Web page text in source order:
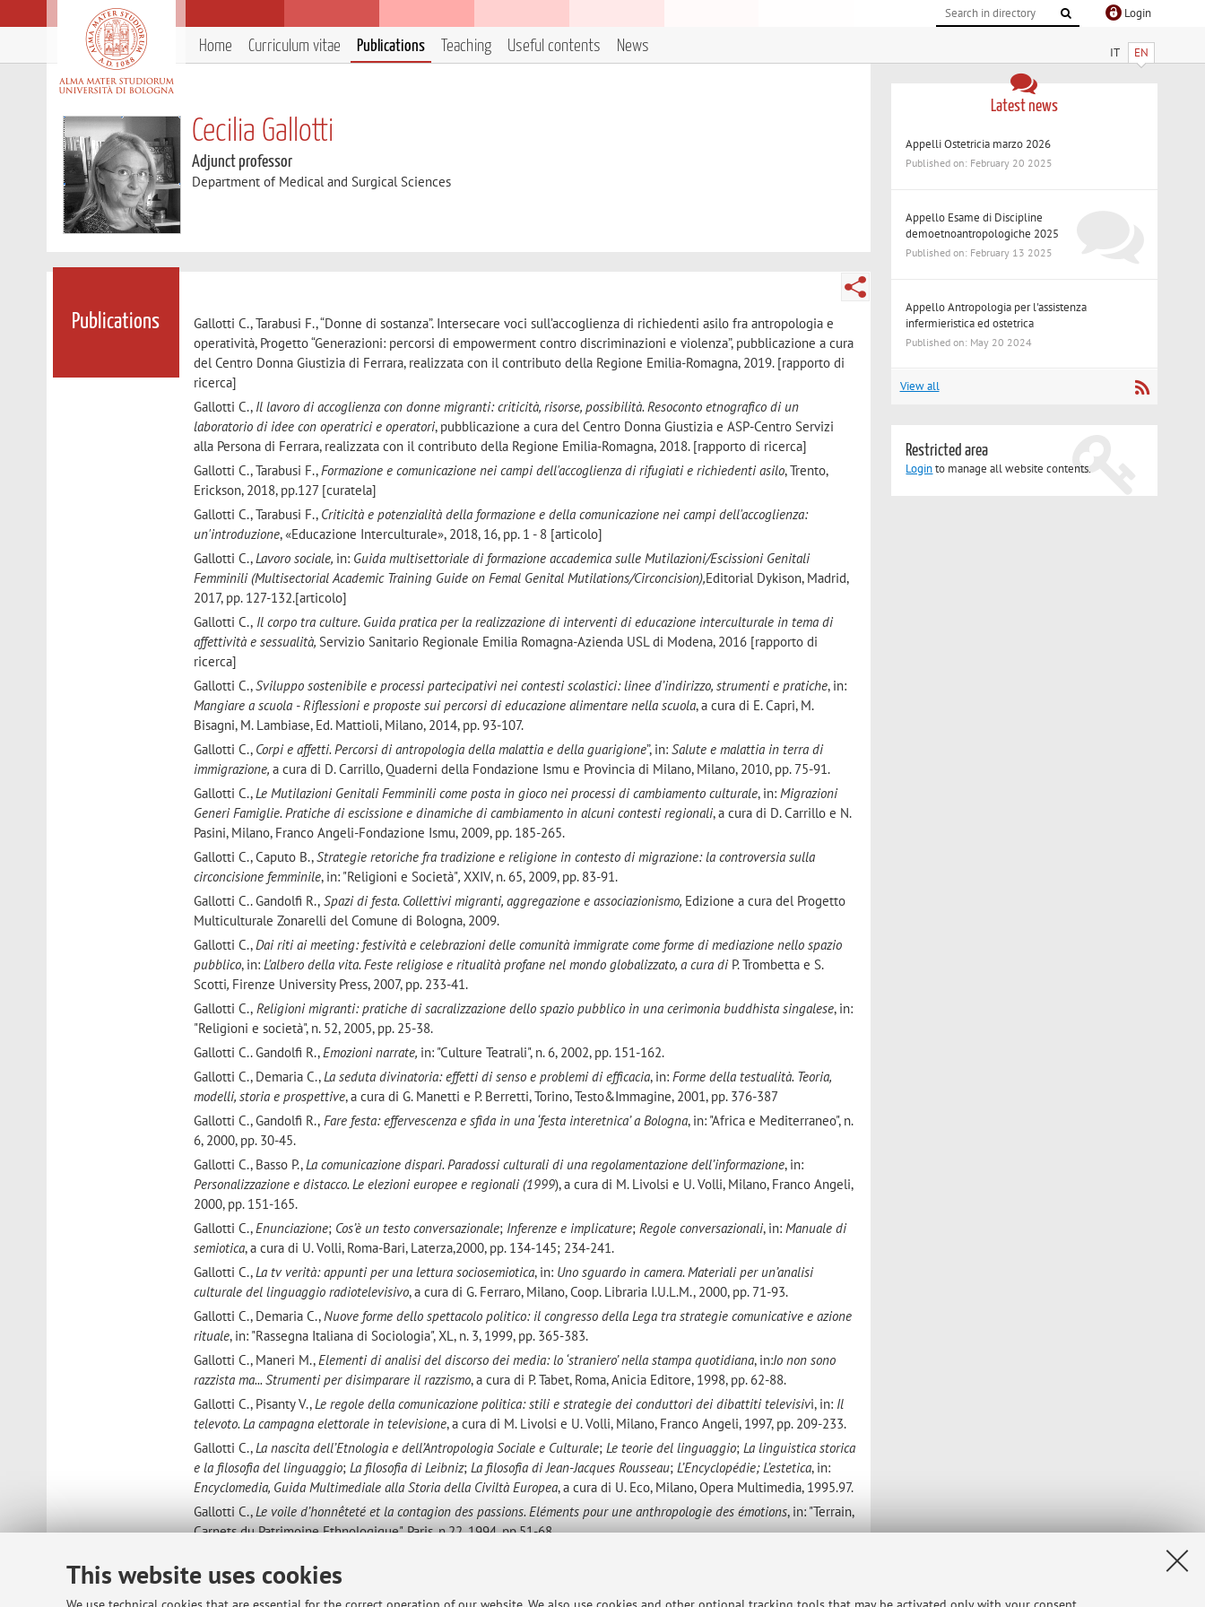
This website uses cookies
Login
IT EN
Home Curriculum vitae Publications Teaching Useful contents News
Cecilia Gallotti
Adjunct professor
Department of Medical and Surgical Sciences
Publications
Gallotti C., Tarabusi F., “Donne di sostanza”. Intersecare voci sull’accoglienza di richiedenti asilo fra antropologia e
operatività, Progetto “Generazioni: percorsi di empowerment contro discriminazioni e violenza”, pubblicazione a cura
del Centro Donna Giustizia di Ferrara, realizzata con il contributo della Regione Emilia-Romagna, 2019. [rapporto di
ricerca]
Gallotti C., Il lavoro di accoglienza con donne migranti: criticità, risorse, possibilità. Resoconto etnografico di un
laboratorio di idee con operatrici e operatori, pubblicazione a cura del Centro Donna Giustizia e ASP-Centro Servizi
alla Persona di Ferrara, realizzata con il contributo della Regione Emilia-Romagna, 2018. [rapporto di ricerca]
Gallotti C., Tarabusi F.,Formazione e comunicazione nei campi dell'accoglienza di rifugiati e richiedenti asilo, Trento,
Erickson, 2018, pp.127 [curatela]
Gallotti C., Tarabusi F., Criticità e potenzialità della formazione e della comunicazione nei campi dell'accoglienza:
un'introduzione, «Educazione Interculturale», 2018, 16, pp. 1 - 8 [articolo]
Gallotti C.,Lavoro sociale, in: Guida multisettoriale di formazione accademica sulle Mutilazioni/Escissioni Genitali
Femminili (Multisectorial Academic Training Guide on Femal Genital Mutilations/Circoncision),Editorial Dykison, Madrid,
2017, pp. 127-132.[articolo]
Gallotti C., Il corpo tra culture. Guida pratica per la realizzazione di interventi di educazione interculturale in tema di
affettività e sessualità,Servizio Sanitario Regionale Emilia Romagna-Azienda USL di Modena, 2016 [rapporto di
ricerca]
Gallotti C.,Sviluppo sostenibile e processi partecipativi nei contesti scolastici: linee d’indirizzo, strumenti e pratiche, in:
Mangiare a scuola - Riflessioni e proposte sui percorsi di educazione alimentare nella scuola, a cura di E. Capri, M.
Bisagni, M. Lambiase, Ed. Mattioli, Milano, 2014, pp. 93-107.
Gallotti C., Corpi e affetti. Percorsi di antropologia della malattia e della guarigione”, in:Salute e malattia in terra di
immigrazione,a cura di D. Carrillo, Quaderni della Fondazione Ismu e Provincia di Milano, Milano, 2010, pp. 75-91.
Gallotti C.,Le Mutilazioni Genitali Femminili come posta in gioco nei processi di cambiamento culturale, in:Migrazioni
Generi Famiglie. Pratiche di escissione e dinamiche di cambiamento in alcuni contesti regionali, a cura di D. Carrillo e N.
Pasini, Milano, Franco Angeli-Fondazione Ismu, 2009, pp. 185-265.
Gallotti C., Caputo B.,Strategie retoriche fra tradizione e religione in contesto di migrazione: la controversia sulla
circoncisione femminile, in: "Religioni e Società",XXIV, n. 65, 2009, pp. 83-91.
Gallotti C.. Gandolfi R., Spazi di festa. Collettivi migranti, aggregazione e associazionismo, Edizione a cura del Progetto
Multiculturale Zonarelli del Comune di Bologna, 2009.
Gallotti C.,Dai riti ai meeting: festività e celebrazioni delle comunità immigrate come forme di mediazione nello spazio
pubblico, in:L’albero della vita. Feste religiose e ritualità profane nel mondo globalizzato, a cura di P. Trombetta e S.
Scotti, Firenze University Press, 2007, pp. 233-41.
Gallotti C., Religioni migranti: pratiche di sacralizzazione dello spazio pubblico in una cerimonia buddhista singalese, in:
"Religioni e società", n. 52, 2005, pp. 25-38.
Gallotti C.. Gandolfi R.,Emozioni narrate, in: "Culture Teatrali", n. 6, 2002, pp. 151-162.
Gallotti C., Demaria C.,La seduta divinatoria: effetti di senso e problemi di efficacia, in:Forme della testualità. Teoria,
modelli, storia e prospettive, a cura di G. Manetti e P. Berretti, Torino, Testo&Immagine, 2001, pp. 376-387
Gallotti C., Gandolfi R., Fare festa: effervescenza e sfida in una ‘festa interetnica’ a Bologna, in: "Africa e Mediterraneo", n.
6, 2000, pp. 30-45.
Gallotti C., Basso P.,La comunicazione dispari. Paradossi culturali di una regolamentazione dell’informazione, in:
Personalizzazione e distacco. Le elezioni europee e regionali (1999), a cura di M. Livolsi e U. Volli, Milano, Franco Angeli,
2000, pp. 151-165.
Gallotti C.,Enunciazione; Cos’è un testo conversazionale; Inferenze e implicature;Regole conversazionali, in:Manuale di
semiotica, a cura di U. Volli, Roma-Bari, Laterza,2000, pp. 134-145; 234-241.
Gallotti C.,La tv verità: appunti per una lettura sociosemiotica, in: Uno sguardo in camera. Materiali per un’analisi
culturale del linguaggio radiotelevisivo, a cura di G. Ferraro, Milano, Coop. Libraria I.U.L.M., 2000, pp. 71-93.
Gallotti C., Demaria C.,Nuove forme dello spettacolo politico: il congresso della Lega tra strategie comunicative e azione
rituale, in: "Rassegna Italiana di Sociologia", XL, n. 3, 1999, pp. 365-383.
Gallotti C., Maneri M.,Elementi di analisi del discorso dei media: lo ‘straniero’ nella stampa quotidiana, in:Io non sono
razzista ma... Strumenti per disimparare il razzismo, a cura di P. Tabet, Roma, Anicia Editore, 1998, pp. 62-88.
Gallotti C., Pisanty V.,Le regole della comunicazione politica: stili e strategie dei conduttori dei dibattiti televisivi, in: Il
televoto. La campagna elettorale in televisione, a cura di M. Livolsi e U. Volli, Milano, Franco Angeli, 1997, pp. 209-233.
Gallotti C.,La nascita dell’Etnologia e dell’Antropologia Sociale e Culturale;Le teorie del linguaggio;La linguistica storica
e la filosofia del linguaggio;La filosofia di Leibniz;La filosofia di Jean-Jacques Rousseau;L’Encyclopédie; L’estetica, in:
Encyclomedia, Guida Multimediale alla Storia della Civiltà Europea, a cura di U. Eco, Milano, Opera Multimedia, 1995.97.
Gallotti C.,Le voile d’honnêteté et la contagion des passions.Eléments pour une anthropologie des émotions, in: "Terrain,
Carnets du Patrimoine Ethnologique", Paris, n.22, 1994, pp.51-68.
tradizione orale, a cura di P. Sassu, Cagliari, Ed. Universitas, 1992, pp. 245-251.
Gallotti C.,“Il linguaggio nella filosofia tra Seicento e Settecento”,in: I filosofi e il linguaggio , a cura di U. Volli, C.
Latest news
Appelli Ostetricia marzo 2026
Published on: February 20 2025
Appello Esame di Discipline
demoetnoantropologiche 2025
Published on: February 13 2025
Appello Antropologia per l'assistenza
infermieristica ed ostetrica
Published on: May 20 2024
View all
Restricted area
Loginto manage all website contents.